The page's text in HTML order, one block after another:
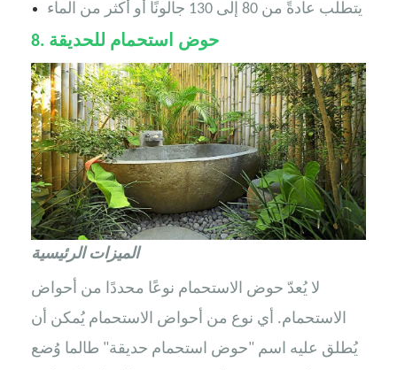
يتطلب عادةً من 80 إلى 130 جالونًا أو أكثر من الماء
8. حوض استحمام للحديقة
الميزات الرئيسية
لا يُعدّ حوض الاستحمام نوعًا محددًا من أحواض
الاستحمام. أي نوع من أحواض الاستحمام يُمكن أن
يُطلق عليه اسم "حوض استحمام حديقة" طالما وُضع